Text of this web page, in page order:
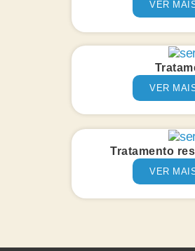
VER
VER
Tratamento
VER